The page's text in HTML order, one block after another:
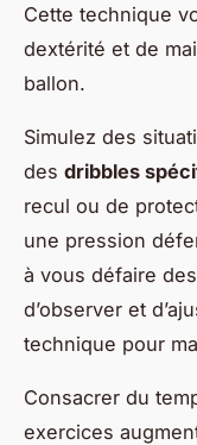
Cette technique
dextérité et de
ballon.
Simulez des
des dribbles
recul ou de
une pression
à vous défaire
d’observer et
technique pour
Consacrer du
exercices